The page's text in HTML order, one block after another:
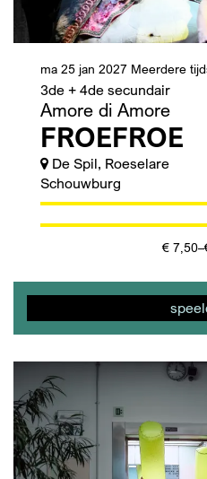
Amore di Amore
FROEFROE
3de + 4de secundair
ma 25 jan 2027 Meerdere
De Spil, Roeselare
Schouwburg
€